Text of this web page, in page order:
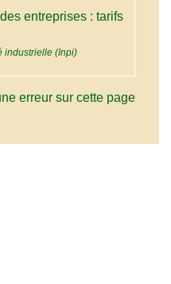
entreprises : tarifs
industrielle (Inpi)
erreur sur cette page